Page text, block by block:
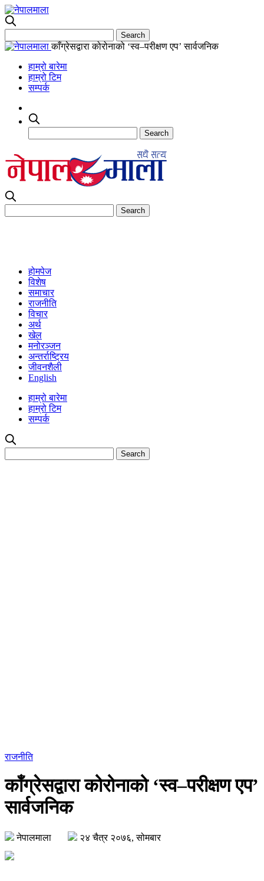
काँग्रेसद्वारा कोरोनाको ‘स्व–परीक्षण एप’ सार्वजनिक
हाम्रो बारेमा
हाम्रो टिम
सम्पर्क
होमपेज
विशेष
समाचार
राजनीति
विचार
अर्थ
खेल
मनोरञ्जन
अन्तर्राष्ट्रिय
जीवनशैली
English
हाम्रो बारेमा
हाम्रो टिम
सम्पर्क
राजनीति
काँग्रेसद्वारा कोरोनाको ‘स्व–परीक्षण एप’
सार्वजनिक
नेपालमाला २४ चैत्र २०७६, सोमबार